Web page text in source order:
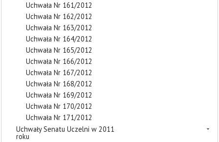
Uchwała Nr 161/2012
Uchwała Nr 162/2012
Uchwała Nr 163/2012
Uchwała Nr 164/2012
Uchwała Nr 165/2012
Uchwała Nr 166/2012
Uchwała Nr 167/2012
Uchwała Nr 168/2012
Uchwała Nr 169/2012
Uchwała Nr 170/2012
Uchwała Nr 171/2012
Uchwały Senatu Uczelni w 2011
roku